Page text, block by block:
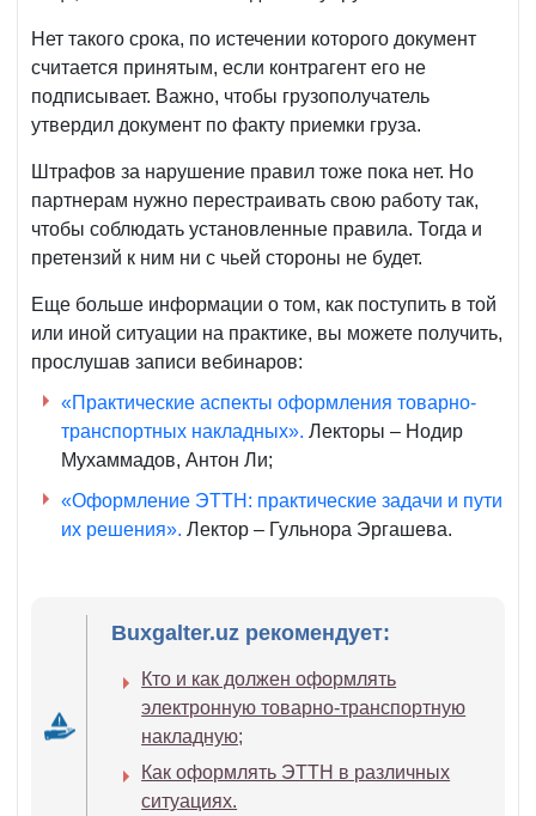
Нет такого срока, по истечении которого документ
считается принятым, если контрагент его не
подписывает. Важно, чтобы грузополучатель
утвердил документ по факту приемки груза.
Штрафов за нарушение правил тоже пока нет. Но
партнерам нужно перестраивать свою работу так,
чтобы соблюдать установленные правила. Тогда и
претензий к ним ни с чьей стороны не будет.
Еще больше информации о том, как поступить в той
или иной ситуации на практике, вы можете получить,
прослушав записи вебинаров:
«Практические аспекты оформления товарно-
транспортных накладных». Лекторы – Нодир
Мухаммадов, Антон Ли;
«Оформление ЭТТН: практические задачи и пути
их решения». Лектор – Гульнора Эргашева.
Buxgalter.uz рекомендует:
Кто и как должен оформлять
электронную товарно-транспортную
накладную;
Как оформлять ЭТТН в различных
ситуациях.